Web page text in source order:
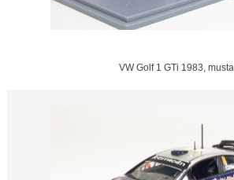
VW Golf 1 GTi 1983, musta